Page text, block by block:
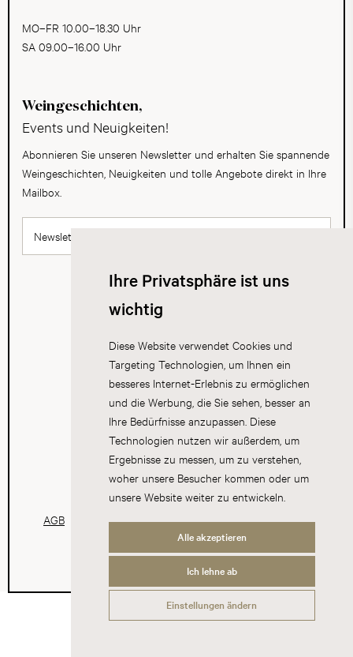
Ihre Privatsphäre ist uns
wichtig
Diese Website verwendet Cookies und
Targeting Technologien, um Ihnen ein
besseres Internet-Erlebnis zu ermöglichen
und die Werbung, die Sie sehen, besser an
Ihre Bedürfnisse anzupassen. Diese
Technologien nutzen wir außerdem, um
Ergebnisse zu messen, um zu verstehen,
woher unsere Besucher kommen oder um
unsere Website weiter zu entwickeln.
Alle akzeptieren
Ich lehne ab
Einstellungen ändern
MO–FR 10.00–18.30 Uhr
SA 09.00–16.00 Uhr
Weingeschichten,
Events und Neuigkeiten!
Abonnieren Sie unseren Newsletter und erhalten Sie spannende
Weingeschichten, Neuigkeiten und tolle Angebote direkt in Ihre
Mailbox.
Newsletter abonnieren
AGB Datenschutz Impressum Cookies